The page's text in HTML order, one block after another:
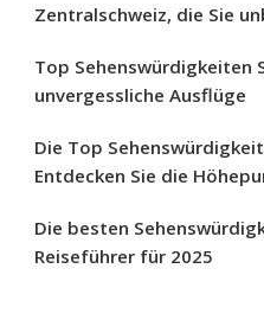
Zentralschweiz, die Sie
Top Sehenswürdigkeiten
unvergessliche Ausflüge
Die Top
Entdecken Sie die
Die besten
Reiseführer für 2025